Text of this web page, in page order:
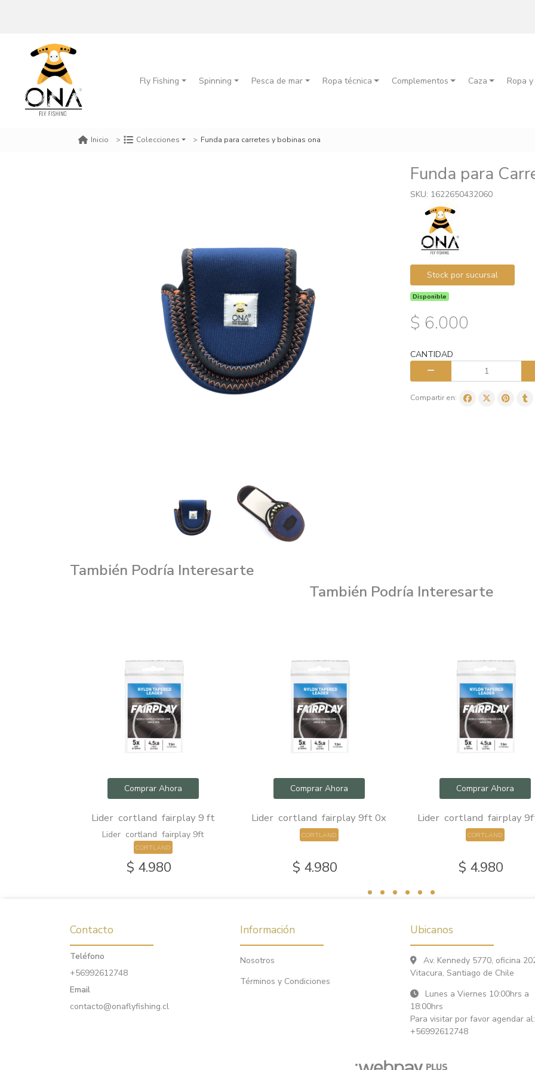
Fly Fishing Spinning Pesca de mar Ropa técnica Complementos Caza Ropa
Inicio Colecciones Funda para carretes y bobinas ona
Funda para
SKU: 1622650432060
Stock por sucursal
Disponible
$ 6.000
CANTIDAD
Compartir en:
También Podría Interesarte
También Podría Interesarte
Comprar Ahora
Lider cortland fairplay 9 ft
Lider cortland fairplay 9ft
CORTLAND
$ 4.980
Comprar Ahora
Lider cortland fairplay 9ft 0x
CORTLAND
$ 4.980
Comprar Ahora
Lider cortland fairplay
CORTLAND
$ 4.980
Contacto
Teléfono
+56992612748
Email
contacto@onaflyfishing.cl
Información
Nosotros
Términos y Condiciones
Ubicanos
Av. Kennedy 5770, oficina
Vitacura, Santiago de Chile
Lunes a Viernes 10:00hrs a
18:00hrs
Para visitar por favor agendar al:
+56992612748